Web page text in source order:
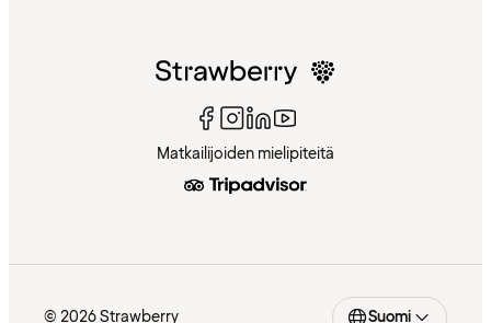
Matkailijoiden mielipiteitä
© 2026 Strawberry Suomi